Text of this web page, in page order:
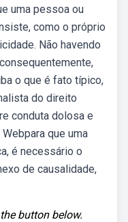
uma pessoa ou
como o próprio
Não havendo
o que é fato típico,
do direito
conduta dolosa e
que uma
é necessário o
de causalidade,
button below.